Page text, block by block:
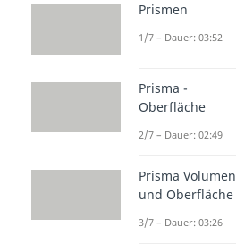
Prismen
1/7 – Dauer: 03:52
Prisma -
Oberfläche
2/7 – Dauer: 02:49
Prisma Volumen
und Oberfläche
3/7 – Dauer: 03:26